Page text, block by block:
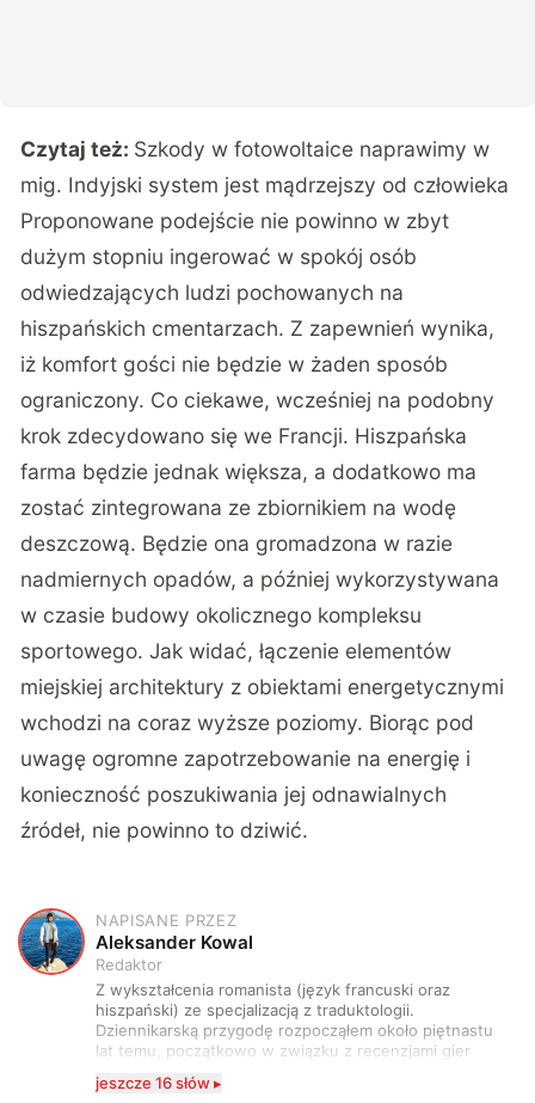
Czytaj też: Szkody w fotowoltaice naprawimy w
mig. Indyjski system jest mądrzejszy od człowieka
Proponowane podejście nie powinno w zbyt
dużym stopniu ingerować w spokój osób
odwiedzających ludzi pochowanych na
hiszpańskich cmentarzach. Z zapewnień wynika,
iż komfort gości nie będzie w żaden sposób
ograniczony. Co ciekawe, wcześniej na podobny
krok zdecydowano się we Francji. Hiszpańska
farma będzie jednak większa, a dodatkowo ma
zostać zintegrowana ze zbiornikiem na wodę
deszczową. Będzie ona gromadzona w razie
nadmiernych opadów, a później wykorzystywana
w czasie budowy okolicznego kompleksu
sportowego. Jak widać, łączenie elementów
miejskiej architektury z obiektami energetycznymi
wchodzi na coraz wyższe poziomy. Biorąc pod
uwagę ogromne zapotrzebowanie na energię i
konieczność poszukiwania jej odnawialnych
źródeł, nie powinno to dziwić.
A
NAPISANE PRZEZ
Aleksander Kowal
Redaktor
Z wykształcenia romanista (język francuski oraz
hiszpański) ze specjalizacją z traduktologii.
Dziennikarską przygodę rozpocząłem około piętnastu
lat temu, początkowo w związku z recenzjami gier
komputerowych i filmów. Obecnie publikuję
zdecydowanie częściej na tematy związane z nauką
jeszcze 16 słów ▸